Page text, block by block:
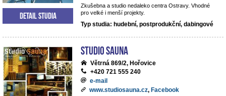
Zkušebna a studio nedaleko centra Ostravy. Vhodné
pro velké i menší projekty.
Typ studia: hudební, postprodukční, dabingové
Detail studia
Studio Sauna
Větrná 869/2, Hořovice
+420 721 555 240
e-mail
www.studiosauna.cz, Facebook